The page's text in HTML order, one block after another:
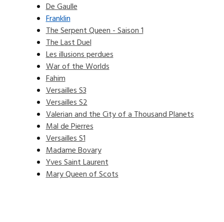
De Gaulle
Franklin
The Serpent Queen - Saison 1
The Last Duel
Les illusions perdues
War of the Worlds
Fahim
Versailles S3
Versailles S2
Valerian and the City of a Thousand Planets
Mal de Pierres
Versailles S1
Madame Bovary
Yves Saint Laurent
Mary Queen of Scots